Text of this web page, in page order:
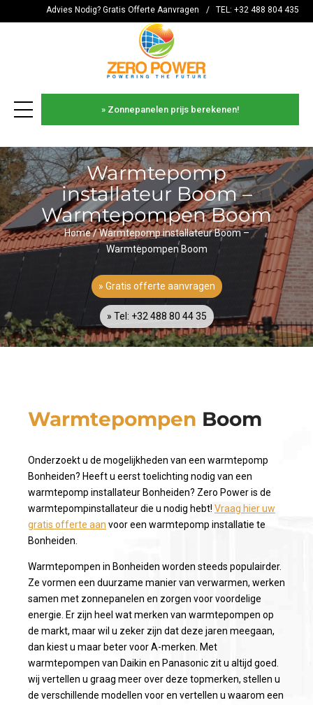
TEL: +32 488 804 435
/
Advies Nodig? Gratis Offerte Aanvragen
» Zonnepanelen prijs berekenen!
Warmtepomp
installateur Boom –
Warmtepompen Boom
Home/Warmtepomp installateur Boom –
Warmtepompen Boom
» Gratis offerte aanvragen
» Tel: +32 488 80 44 35
Warmtepompen Boom
Onderzoekt u de mogelijkheden van een warmtepomp
Bonheiden? Heeft u eerst toelichting nodig van een
warmtepomp installateur Bonheiden? Zero Power is de
warmtepompinstallateur die u nodig hebt! Vraag hier uw
gratis offerte aan voor een warmtepomp installatie te
Bonheiden.
Warmtepompen in Bonheiden worden steeds populairder.
Ze vormen een duurzame manier van verwarmen, werken
samen met zonnepanelen en zorgen voor voordelige
energie. Er zijn heel wat merken van warmtepompen op
de markt, maar wil u zeker zijn dat deze jaren meegaan,
dan kiest u maar beter voor A-merken. Met
warmtepompen van Daikin en Panasonic zit u altijd goed.
wij vertellen u graag meer over deze topmerken, stellen u
de verschillende modellen voor en vertellen u waarom een